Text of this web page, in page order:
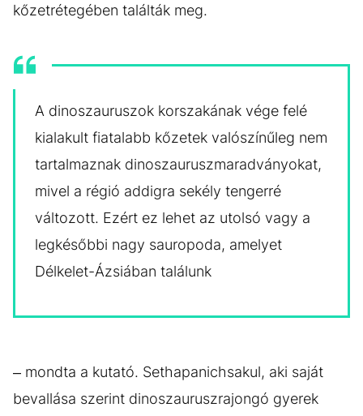
kőzetrétegében találták meg.
A dinoszauruszok korszakának vége felé
kialakult fiatalabb kőzetek valószínűleg nem
tartalmaznak dinoszauruszmaradványokat,
mivel a régió addigra sekély tengerré
változott. Ezért ez lehet az utolsó vagy a
legkésőbbi nagy sauropoda, amelyet
Délkelet-Ázsiában találunk
– mondta a kutató. Sethapanichsakul, aki saját
bevallása szerint dinoszauruszrajongó gyerek